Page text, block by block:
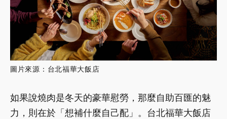
圖片來源：台北福華大飯店
如果說燒肉是冬天的豪華慰勞，那麼自助百匯的魅
力，則在於「想補什麼自己配」。台北福華大飯店